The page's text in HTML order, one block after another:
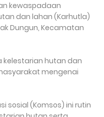
kewaspadaan
dan lahan (Karhutla)
Dungun, Kecamatan
kelestarian hutan dan
mengenai
sosial (Komsos) ini rutin